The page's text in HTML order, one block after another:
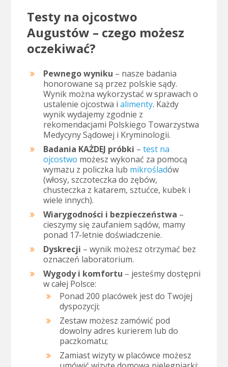
Testy na ojcostwo
Augustów – czego możesz
oczekiwać?
Pewnego wyniku – nasze badania
honorowane są przez polskie sądy.
Wynik można wykorzystać w sprawach o
ustalenie ojcostwa i alimenty. Każdy
wynik wydajemy zgodnie z
rekomendacjami Polskiego Towarzystwa
Medycyny Sądowej i Kryminologii.
Badania KAŻDEJ próbki – test na
ojcostwo możesz wykonać za pomocą
wymazu z policzka lub mikrośladów
(włosy, szczoteczka do zębów,
chusteczka z katarem, sztućce, kubek i
wiele innych).
Wiarygodności i bezpieczeństwa –
cieszymy się zaufaniem sądów, mamy
ponad 17-letnie doświadczenie.
Dyskrecji – wynik możesz otrzymać bez
oznaczeń laboratorium.
Wygody i komfortu – jesteśmy dostępni
w całej Polsce:
Ponad 200 placówek jest do Twojej
dyspozycji;
Zestaw możesz zamówić pod
dowolny adres kurierem lub do
paczkomatu;
Zamiast wizyty w placówce możesz